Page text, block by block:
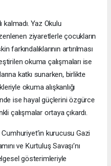
kalmadı. Yaz Okulu
ziyaretlerle çocukların
artırılması
okuma çalışmaları ise
katkı sunarken, birlikte
okuma alışkanlığı
ise hayal güçlerini özgürce
çalışmalar ortaya çıkardı.
kurucusu Gazi
ve Kurtuluş Savaşı’nı
gösterimleriyle